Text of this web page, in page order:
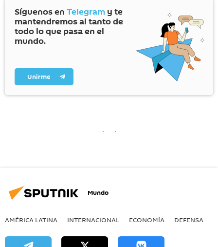
Síguenos en Telegram y te
mantendremos al tanto de
todo lo que pasa en el
mundo.
Unirme
Mundo
AMÉRICA LATINA INTERNACIONAL ECONOMÍA DEFENSA